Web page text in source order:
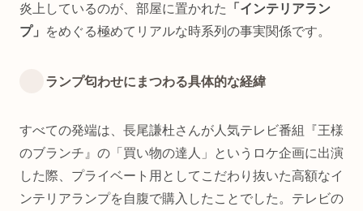
炎上しているのが、部屋に置かれた
「インテリアラン
プ」
をめぐる極めてリアルな時系列の事実関係です。
ランプ匂わせにまつわる具体的な経緯
すべての発端は、長尾謙杜さんが人気テレビ番組『王様
のブランチ』の「買い物の達人」というロケ企画に出演
した際、プライベート用としてこだわり抜いた高額なイ
ンテリアランプを自腹で購入したことでした。テレビの